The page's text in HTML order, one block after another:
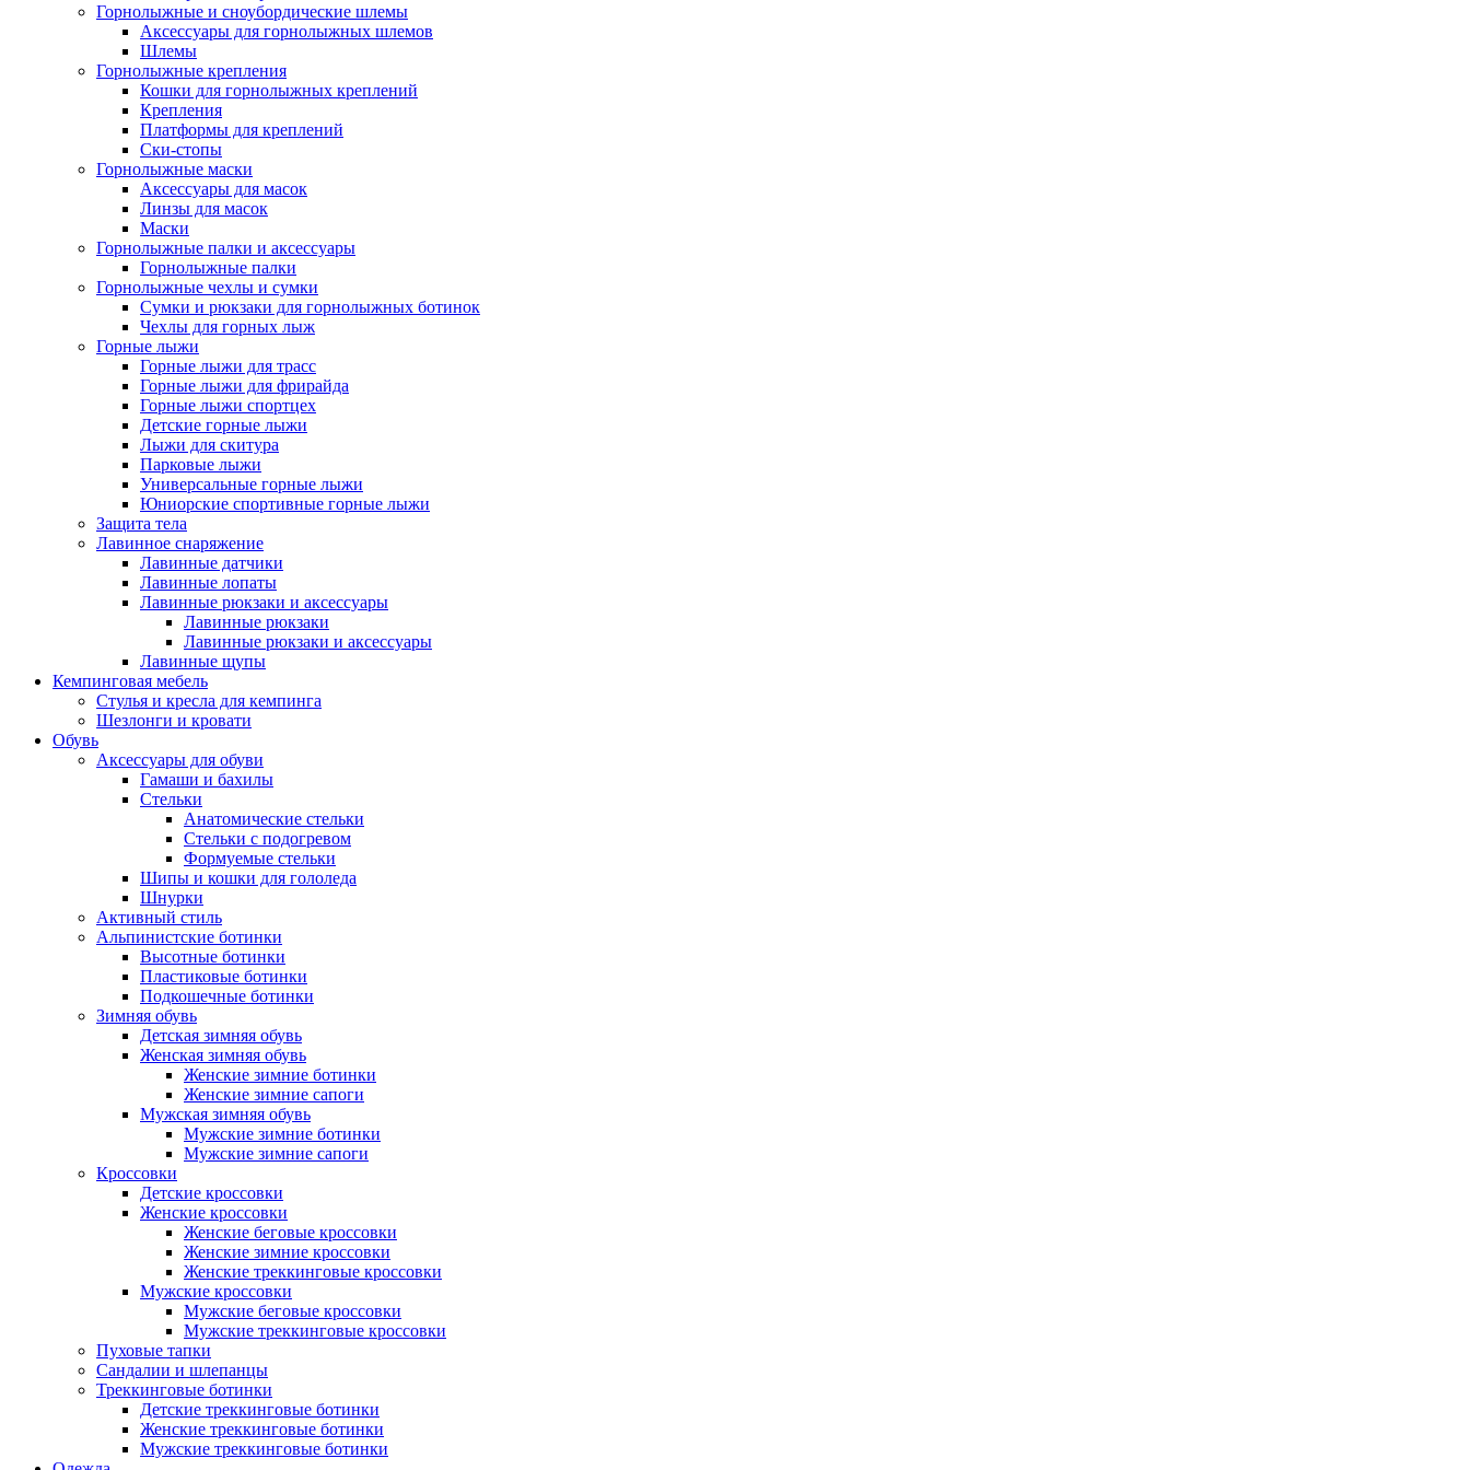
Горнолыжные и сноубордические шлемы
Аксессуары для горнолыжных шлемов
Шлемы
Горнолыжные крепления
Кошки для горнолыжных креплений
Крепления
Платформы для креплений
Ски-стопы
Горнолыжные маски
Аксессуары для масок
Линзы для масок
Маски
Горнолыжные палки и аксессуары
Горнолыжные палки
Горнолыжные чехлы и сумки
Сумки и рюкзаки для горнолыжных ботинок
Чехлы для горных лыж
Горные лыжи
Горные лыжи для трасс
Горные лыжи для фрирайда
Горные лыжи спортцех
Детские горные лыжи
Лыжи для скитура
Парковые лыжи
Универсальные горные лыжи
Юниорские спортивные горные лыжи
Защита тела
Лавинное снаряжение
Лавинные датчики
Лавинные лопаты
Лавинные рюкзаки и аксессуары
Лавинные рюкзаки
Лавинные рюкзаки и аксессуары
Лавинные щупы
Кемпинговая мебель
Стулья и кресла для кемпинга
Шезлонги и кровати
Обувь
Аксессуары для обуви
Гамаши и бахилы
Стельки
Анатомические стельки
Стельки с подогревом
Формуемые стельки
Шипы и кошки для гололеда
Шнурки
Активный стиль
Альпинистские ботинки
Высотные ботинки
Пластиковые ботинки
Подкошечные ботинки
Зимняя обувь
Детская зимняя обувь
Женская зимняя обувь
Женские зимние ботинки
Женские зимние сапоги
Мужская зимняя обувь
Мужские зимние ботинки
Мужские зимние сапоги
Кроссовки
Детские кроссовки
Женские кроссовки
Женские беговые кроссовки
Женские зимние кроссовки
Женские треккинговые кроссовки
Мужские кроссовки
Мужские беговые кроссовки
Мужские треккинговые кроссовки
Пуховые тапки
Сандалии и шлепанцы
Треккинговые ботинки
Детские треккинговые ботинки
Женские треккинговые ботинки
Мужские треккинговые ботинки